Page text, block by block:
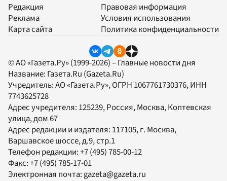
Редакция
Реклама
Карта сайта
Правовая информация
Условия использования
Политика конфиденциальности
© АО «Газета.Ру» (1999-2026) – Главные новости дня
Название: Газета.Ru (Gazeta.Ru)
Учредитель:АО «Газета.Ру», ОГРН 1067761730376, ИНН
7743625728
Адрес учредителя: 125239, Россия, Москва, Коптевская
улица, дом 67
Адрес редакции и издателя: 117105, г. Москва,
Варшавское шоссе, д.9, стр.1
Телефон редакции:+7 (495) 785-00-12
Факс:+7 (495) 785-17-01
Электронная почта: gazeta@gazeta.ru